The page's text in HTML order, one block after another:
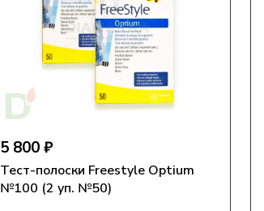
5 800 ₽
Тест-полоски Freestyle Optium
№100 (2 уп. №50)